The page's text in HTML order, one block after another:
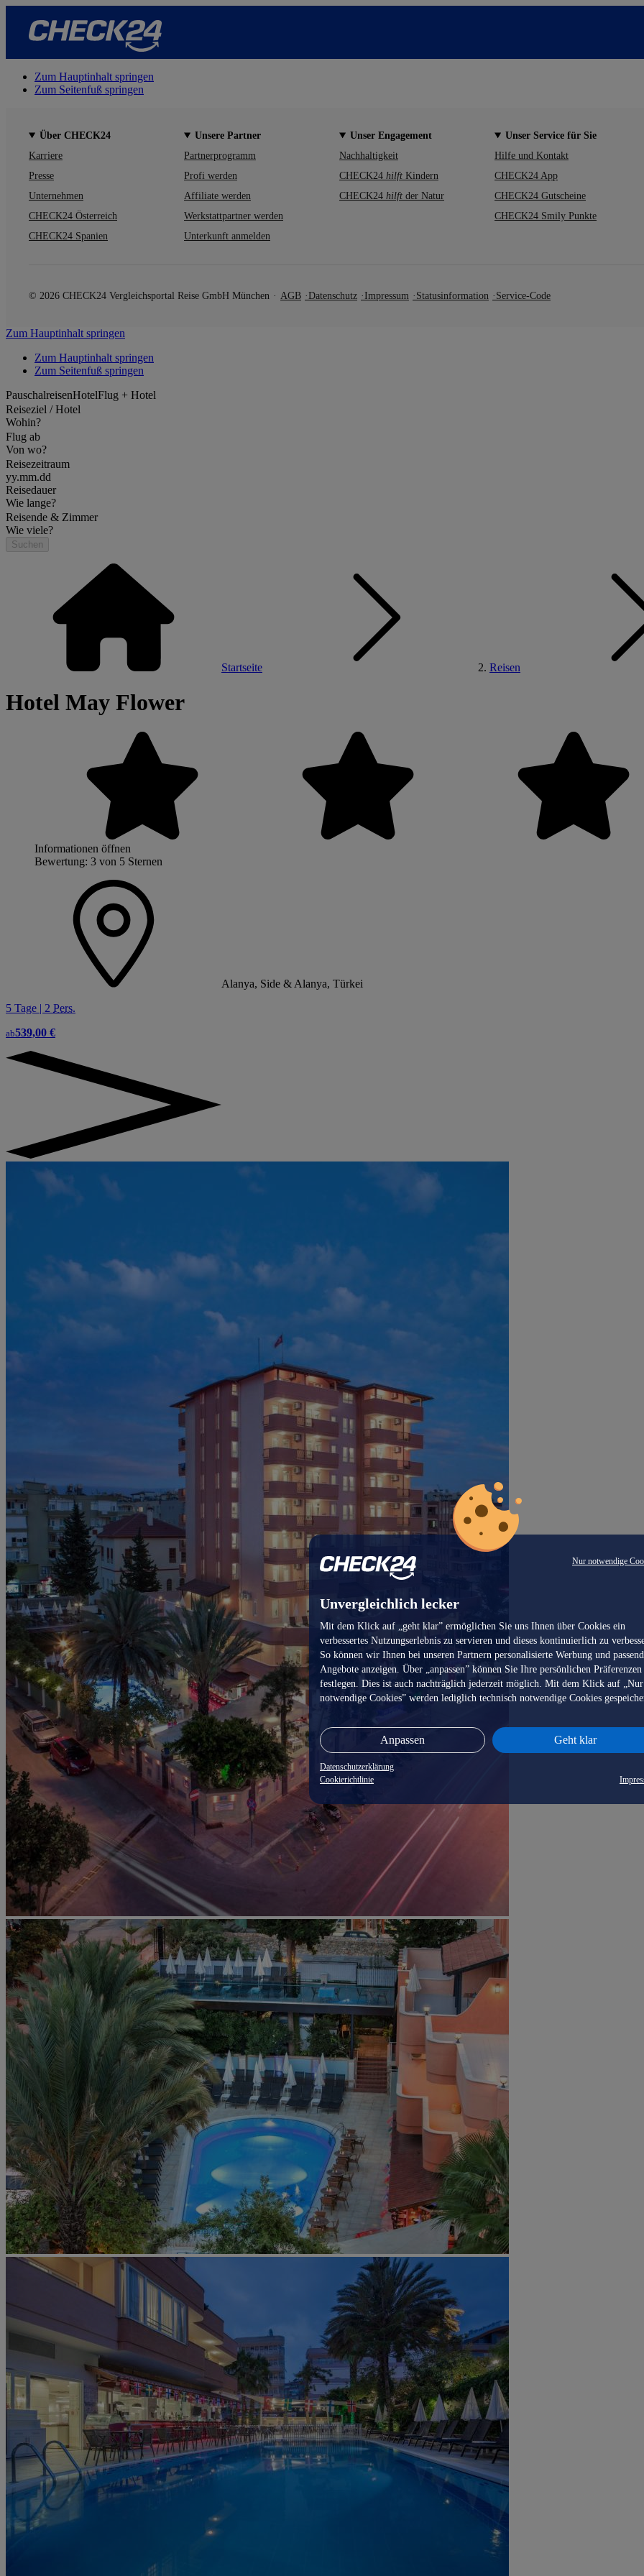
Nur notwendige
Unvergleichlich lecker
Mit dem Klick auf „geht klar” ermöglichen Sie uns Ihnen über Cookies ein
verbessertes Nutzungserlebnis zu servieren und dieses kontinuierlich zu
So können wir Ihnen bei unseren Partnern personalisierte Werbung und
Angebote anzeigen. Über „anpassen” können Sie Ihre persönlichen Präferenzen
festlegen. Dies ist auch nachträglich jederzeit möglich. Mit dem Klick auf „Nur
notwendige Cookies” werden lediglich technisch notwendige Cookies
Anpassen Geht klar
Datenschutzerklärung
Cookierichtlinie
Zum Hauptinhalt springen
Zum Seitenfuß springen
Über CHECK24
Karriere
Presse
Unternehmen
CHECK24 Österreich
CHECK24 Spanien
Unsere Partner
Partnerprogramm
Profi werden
Affiliate werden
Werkstattpartner werden
Unterkunft anmelden
Unser Engagement
Nachhaltigkeit
CHECK24 hilft Kindern
CHECK24 hilft der Natur
Unser Service für Sie
Hilfe und Kontakt
CHECK24 App
CHECK24 Gutscheine
CHECK24 Smily Punkte
© 2026 CHECK24 Vergleichsportal Reise GmbH München AGB Datenschutz Impressum Statusinformation Service-Code
Zum Hauptinhalt springen
Zum Hauptinhalt springen
Zum Seitenfuß springen
PauschalreisenHotelFlug + Hotel
Reiseziel / Hotel
Wohin?
Flug ab
Von wo?
Reisezeitraum
yy.mm.dd
Reisedauer
Wie lange?
Reisende & Zimmer
Wie viele?
Suchen
Startseite Reisen
Hotel May Flower
Informationen öffnen
Bewertung: 3 von 5 Sternen
Alanya, Side & Alanya, Türkei
5 Tage | 2 Pers.
ab539,00 €